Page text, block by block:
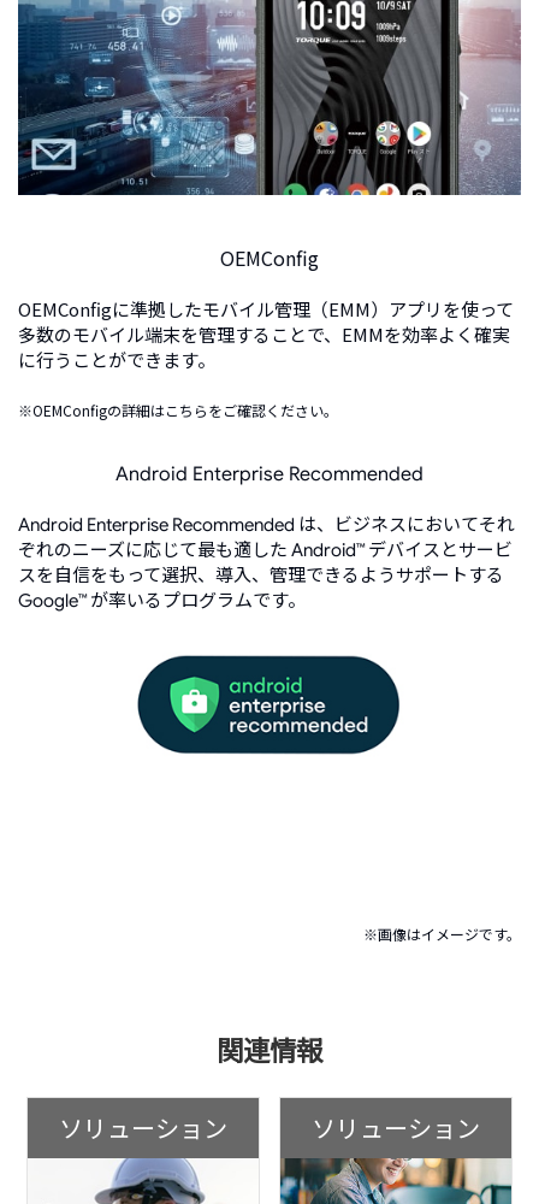
OEMConfig
OEMConfigに準拠したモバイル管理（EMM）アプリを使って
多数のモバイル端末を管理することで、EMMを効率よく確実
に行うことができます。
※OEMConfigの詳細はこちらをご確認ください。
Android Enterprise Recommended
Android Enterprise Recommended は、ビジネスにおいてそれ
ぞれのニーズに応じて最も適した Android™デバイスとサービ
スを自信をもって選択、導入、管理できるようサポートする
Google™が率いるプログラムです。
※画像はイメージです。
関連情報
ソリューション ソリューション